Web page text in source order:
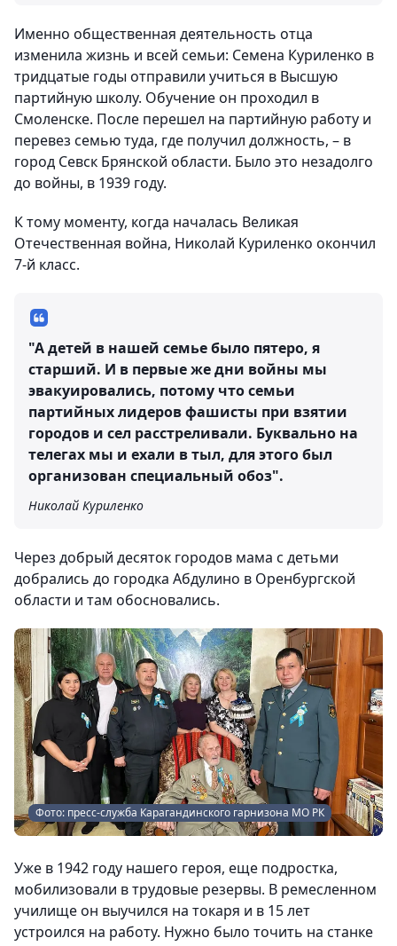
Именно общественная деятельность отца
изменила жизнь и всей семьи: Семена Куриленко в
тридцатые годы отправили учиться в Высшую
партийную школу. Обучение он проходил в
Смоленске. После перешел на партийную работу и
перевез семью туда, где получил должность, – в
город Севск Брянской области. Было это незадолго
до войны, в 1939 году.
К тому моменту, когда началась Великая
Отечественная война, Николай Куриленко окончил
7-й класс.
"А детей в нашей семье было пятеро, я
старший. И в первые же дни войны мы
эвакуировались, потому что семьи
партийных лидеров фашисты при взятии
городов и сел расстреливали. Буквально на
телегах мы и ехали в тыл, для этого был
организован специальный обоз".
Николай Куриленко
Через добрый десяток городов мама с детьми
добрались до городка Абдулино в Оренбургской
области и там обосновались.
Фото: пресс-служба Карагандинского гарнизона МО РК
Уже в 1942 году нашего героя, еще подростка,
мобилизовали в трудовые резервы. В ремесленном
училище он выучился на токаря и в 15 лет
устроился на работу. Нужно было точить на станке